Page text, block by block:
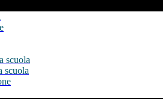
scuola
scuola